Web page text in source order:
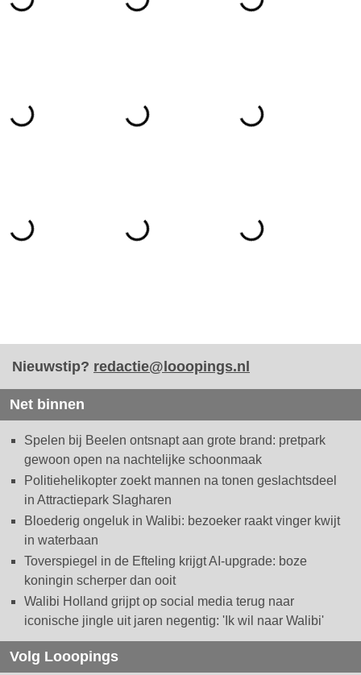
Nieuwstip? redactie@looopings.nl
Net binnen
Spelen bij Beelen ontsnapt aan grote brand: pretpark
gewoon open na nachtelijke schoonmaak
Politiehelikopter zoekt mannen na tonen geslachtsdeel
in Attractiepark Slagharen
Bloederig ongeluk in Walibi: bezoeker raakt vinger kwijt
in waterbaan
Toverspiegel in de Efteling krijgt AI-upgrade: boze
koningin scherper dan ooit
Walibi Holland grijpt op social media terug naar
iconische jingle uit jaren negentig: 'Ik wil naar Walibi'
Volg Looopings